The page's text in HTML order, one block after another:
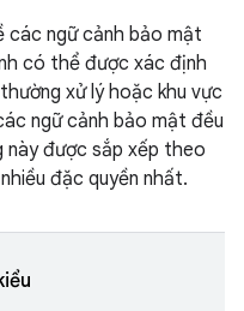
các ngữ cảnh bảo mật
có thể được xác định
xử lý hoặc khu vực
ngữ cảnh bảo mật đều
này được sắp xếp theo
đặc quyền nhất.